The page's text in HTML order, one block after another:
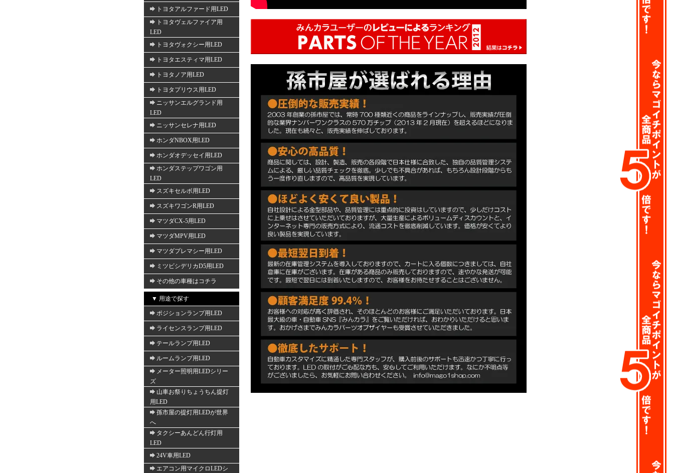
トヨタアルファード用LED
トヨタヴェルファイア用
LED
トヨタヴォクシー用LED
トヨタエスティマ用LED
トヨタノア用LED
トヨタプリウス用LED
ニッサンエルグランド用
LED
ニッサンセレナ用LED
ホンダNBOX用LED
ホンダオデッセイ用LED
ホンダステップワゴン用
LED
スズキセルボ用LED
スズキワゴンR用LED
マツダCX-5用LED
マツダMPV用LED
マツダプレマシー用LED
ミツビシデリカD5用LED
その他の車種はコチラ
▼ 用途で探す
ポジションランプ用LED
ライセンスランプ用LED
テールランプ用LED
ルームランプ用LED
メーター照明用LEDシリー
ズ
山車お祭りちょうちん提灯
用LED
孫市屋の提灯用LEDが世界
へ
タクシーあんどん行灯用
LED
24V車用LED
エアコン用マイクロLEDシ